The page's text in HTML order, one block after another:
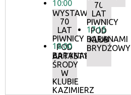
10:00
WYSTAWA:
70
LAT
PIWNICY
POD
BARANAMI
18:00
ARTYSTYCZNE
ŚRODY
W
KLUBIE
KAZIMIERZ
70
LAT
PIWNICY
POD
BARANAMI
17:15
KLUB
BRYDŻOWY